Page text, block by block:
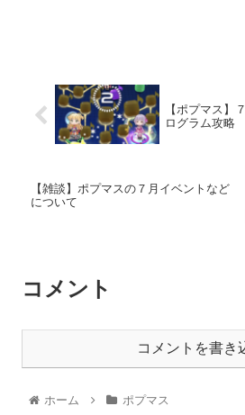
【ポプマス】
ログラム攻略
【雑談】ポプマスの７月イベントなど
について
コメント
コメントを書き
ホーム ポプマス